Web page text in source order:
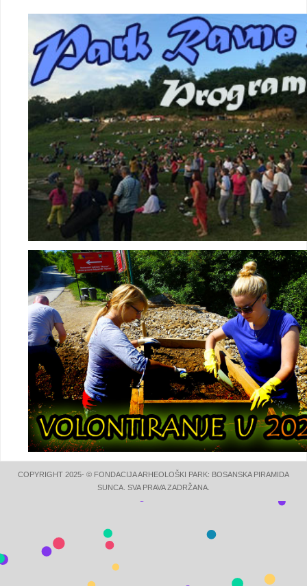
COPYRIGHT 2025- © FONDACIJA ARHEOLOŠKI PARK: BOSANSKA PIRAMIDA
SUNCA. SVA PRAVA ZADRŽANA.